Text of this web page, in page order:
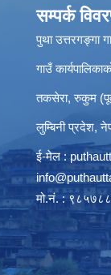
सम्पर्क
पुथा उत्तरगङ्गा
गाउँ
तकसेरा, रुकुम
लुम्बिनी प्रदेश,
ई-मेल :
मो.नं. :